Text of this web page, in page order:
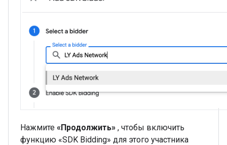
Нажмите «Продолжить» , чтобы включить
функцию «SDK Bidding» для этого участника